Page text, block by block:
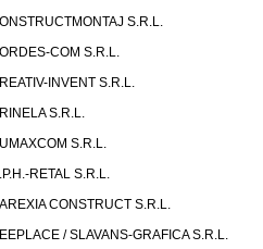
S.R.L.
COM S.R.L.
INVENT S.R.L.
S.R.L.
S.R.L.
RETAL S.R.L.
CONSTRUCT S.R.L.
/ SLAVANS-GRAFICA S.R.L.